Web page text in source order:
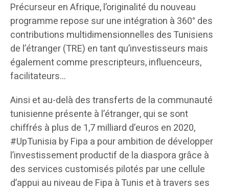
Précurseur en Afrique, l’originalité du nouveau
programme repose sur une intégration à 360° des
contributions multidimensionnelles des Tunisiens
de l’étranger (TRE) en tant qu’investisseurs mais
également comme prescripteurs, influenceurs,
facilitateurs…
Ainsi et au-delà des transferts de la communauté
tunisienne présente à l’étranger, qui se sont
chiffrés à plus de 1,7 milliard d’euros en 2020,
#UpTunisia by Fipa a pour ambition de développer
l’investissement productif de la diaspora grâce à
des services customisés pilotés par une cellule
d’appui au niveau de Fipa à Tunis et à travers ses